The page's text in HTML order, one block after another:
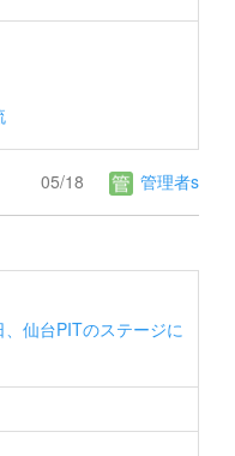
05/18 管理者s
、仙台PITのステージに